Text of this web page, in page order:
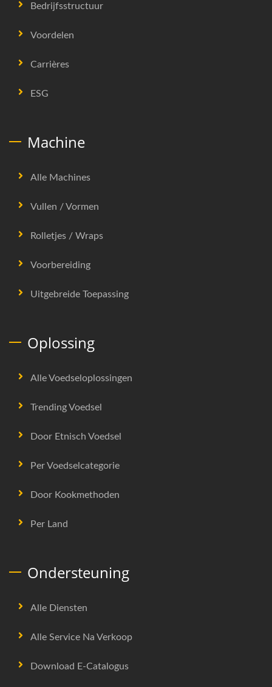
Bedrijfsstructuur
Voordelen
Carrières
ESG
Machine
Alle Machines
Vullen / Vormen
Rolletjes / Wraps
Voorbereiding
Uitgebreide Toepassing
Oplossing
Alle Voedseloplossingen
Trending Voedsel
Door Etnisch Voedsel
Per Voedselcategorie
Door Kookmethoden
Per Land
Ondersteuning
Alle Diensten
Alle Service Na Verkoop
Download E-Catalogus